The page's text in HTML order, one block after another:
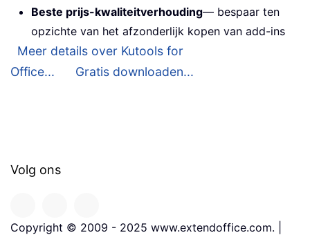
Beste prijs-kwaliteitverhouding— bespaar ten
opzichte van het afzonderlijk kopen van add-ins
Meer details over Kutools for
Office...
Gratis downloaden...
Volg ons
Copyright © 2009 - 2025 www.extendoffice.com. |